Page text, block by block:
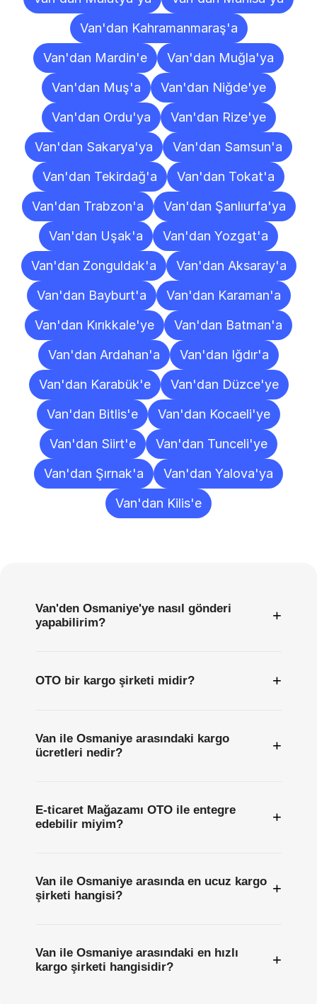
Van'dan Kahramanmaraş'a
Van'dan Mardin'e
Van'dan Muğla'ya
Van'dan Muş'a
Van'dan Niğde'ye
Van'dan Ordu'ya
Van'dan Rize'ye
Van'dan Sakarya'ya
Van'dan Samsun'a
Van'dan Tekirdağ'a
Van'dan Tokat'a
Van'dan Trabzon'a
Van'dan Şanlıurfa'ya
Van'dan Uşak'a
Van'dan Yozgat'a
Van'dan Zonguldak'a
Van'dan Aksaray'a
Van'dan Bayburt'a
Van'dan Karaman'a
Van'dan Kırıkkale'ye
Van'dan Batman'a
Van'dan Ardahan'a
Van'dan Iğdır'a
Van'dan Karabük'e
Van'dan Düzce'ye
Van'dan Bitlis'e
Van'dan Kocaeli'ye
Van'dan Siirt'e
Van'dan Tunceli'ye
Van'dan Şırnak'a
Van'dan Yalova'ya
Van'dan Kilis'e
Van'den Osmaniye'ye nasıl gönderi
yapabilirim?
+
OTO bir kargo şirketi midir? +
Van ile Osmaniye arasındaki kargo
ücretleri nedir?
+
E-ticaret Mağazamı OTO ile entegre
edebilir miyim?
+
Van ile Osmaniye arasında en ucuz kargo
şirketi hangisi?
+
Van ile Osmaniye arasındaki en hızlı
kargo şirketi hangisidir?
+